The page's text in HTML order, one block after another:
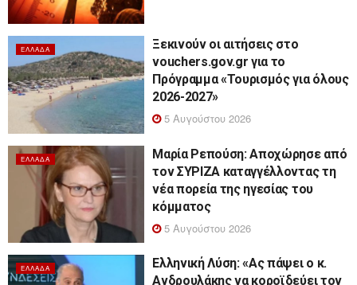
ΕΛΛΆΔΑ
Ξεκινούν οι αιτήσεις στο
vouchers.gov.gr για το
Πρόγραμμα «Τουρισμός για όλους
2026-2027»
5 Αυγούστου 2026
ΕΛΛΆΔΑ
Μαρία Ρεπούση: Αποχώρησε από
τον ΣΥΡΙΖΑ καταγγέλλοντας τη
νέα πορεία της ηγεσίας του
κόμματος
5 Αυγούστου 2026
ΕΛΛΆΔΑ
Ελληνική Λύση: «Ας πάψει ο κ.
Ανδρουλάκης να κοροϊδεύει τον